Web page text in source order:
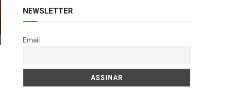
NEWSLETTER
Email